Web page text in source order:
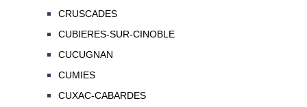
CRUSCADES
CUBIERES-SUR-CINOBLE
CUCUGNAN
CUMIES
CUXAC-CABARDES